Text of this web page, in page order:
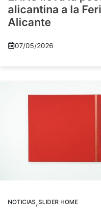
alicantina a la
Alicante
07/05/2026
NOTICIAS,SLIDER HOME